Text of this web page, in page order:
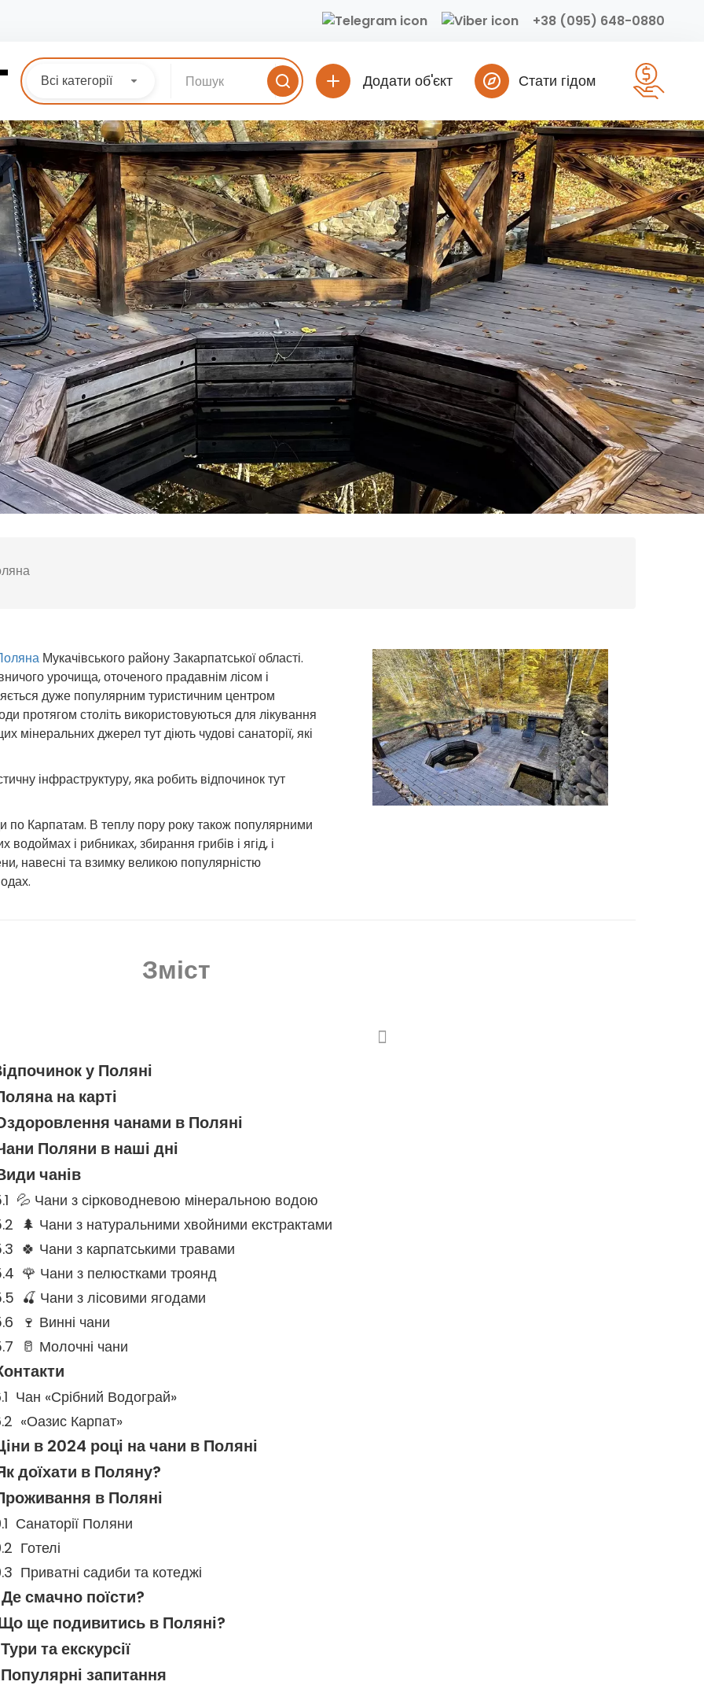
+38 (095) 648-0880
Всі категорії Додати об'єкт Стати гідом
Мукачівського району Закарпатської області.
урочища, оточеного прадавнім лісом і
дуже популярним туристичним центром
протягом століть використовуються для лікування
мінеральних джерел тут діють чудові санаторії, які
інфраструктуру, яка робить відпочинок тут
по Карпатам. В теплу пору року також популярними
і рибниках, збирання грибів і ягід, і
навесні та взимку великою популярністю
Зміст
у Поляні
на карті
чанами в Поляні
Поляни в наші дні
чанів
💦 Чани з сірководневою мінеральною водою
🌲 Чани з натуральними хвойними екстрактами
🍀 Чани з карпатськими травами
🌹 Чани з пелюстками троянд
🍒 Чани з лісовими ягодами
🍷 Винні чани
🥛 Молочні чани
Чан «Срібний Водограй»
«Оазис Карпат»
в 2024 році на чани в Поляні
доїхати в Поляну?
в Поляні
Санаторії Поляни
Готелі
Приватні садиби та котеджі
Де смачно поїсти?
ще подивитись в Поляні?
Тури та екскурсії
Популярні запитання